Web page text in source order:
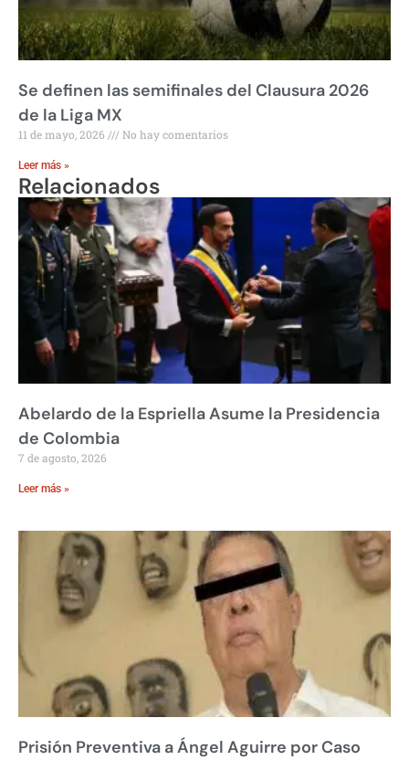
Se definen las semifinales del Clausura 2026
de la Liga MX
11 de mayo, 2026 No hay comentarios
Leer más »
Relacionados
Abelardo de la Espriella Asume la Presidencia
de Colombia
7 de agosto, 2026
Leer más »
Prisión Preventiva a Ángel Aguirre por Caso